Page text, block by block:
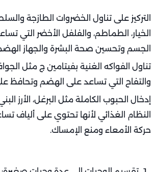
التركيز على تناول الخضروات الطازجة
الخيار، الطماطم، والفلفل الأخضر التي
الجسم وتحسين صحة البشرة والجهاز
تناول الفواكه الغنية بفيتامين ج مثل
والتفاح التي تساعد على الهضم وتحافظ
إدخال الحبوب الكاملة مثل البرغل، الأرز
النظام الغذائي لأنها تحتوي على ألياف
حركة الأمعاء ومنع الإمساك.